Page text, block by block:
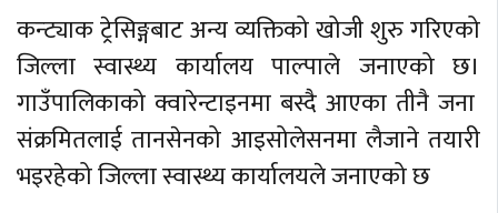
कन्ट्याक ट्रेसिङ्गबाट अन्य व्यक्तिको खोजी शुरु गरिएको
जिल्ला स्वास्थ्य कार्यालय पाल्पाले जनाएको छ।
गाउँपालिकाको क्वारेन्टाइनमा बस्दै आएका तीनै जना
संक्रमितलाई तानसेनको आइसोलेसनमा लैजाने तयारी
भइरहेको जिल्ला स्वास्थ्य कार्यालयले जनाएको छ